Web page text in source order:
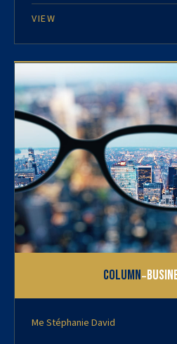
VIEW
Column-
Me Stéphanie David